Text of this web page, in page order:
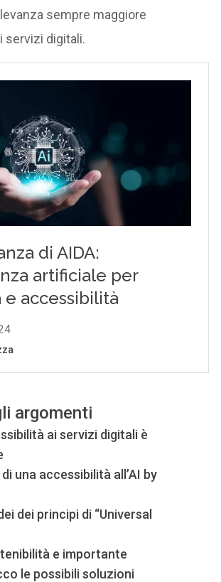
sempre maggiore
servizi digitali.
argomenti
ai servizi digitali è
una accessibilità all’AI by
dei principi di “Universal
e importante
le possibili soluzioni